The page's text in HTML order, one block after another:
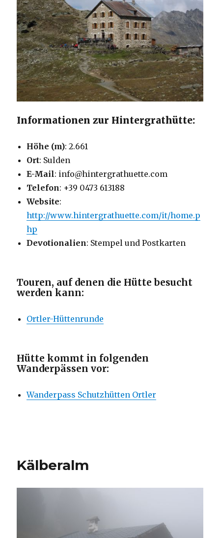
Informationen zur Hintergrathütte:
Höhe (m): 2.661
Ort: Sulden
E-Mail: info@hintergrathuette.com
Telefon: +39 0473 613188
Website:
http://www.hintergrathuette.com/it/home.p
hp
Devotionalien: Stempel und Postkarten
Touren, auf denen die Hütte besucht
werden kann:
Ortler-Hüttenrunde
Hütte kommt in folgenden
Wanderpässen vor:
Wanderpass Schutzhütten Ortler
Kälberalm